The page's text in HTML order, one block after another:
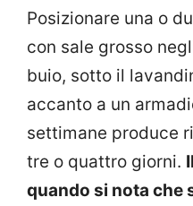
Posizionare una o
con sale grosso
buio, sotto il
accanto a un
settimane produce
tre o quattro giorni.
quando si nota che